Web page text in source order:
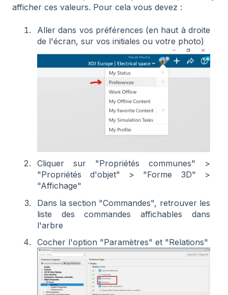
afficher ces valeurs. Pour cela vous devez :
Aller dans vos préférences (en haut à droite
de l'écran, sur vos initiales ou votre photo)
Cliquer sur "Propriétés communes" >
"Propriétés d'objet" > "Forme 3D" >
"Affichage"
Dans la section "Commandes", retrouver les
liste des commandes affichables dans
l'arbre
Cocher l'option "Paramètres" et "Relations"